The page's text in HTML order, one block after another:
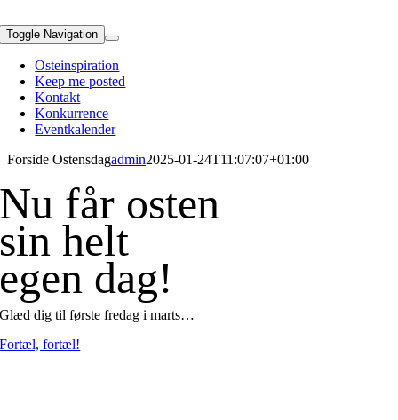
Toggle Navigation
Osteinspiration
Keep me posted
Kontakt
Konkurrence
Eventkalender
Forside Ostensdagadmin2025-01-24T11:07:07+01:00
Nu får osten
sin helt
egen dag!
Glæd dig til første fredag i marts…
Fortæl, fortæl!